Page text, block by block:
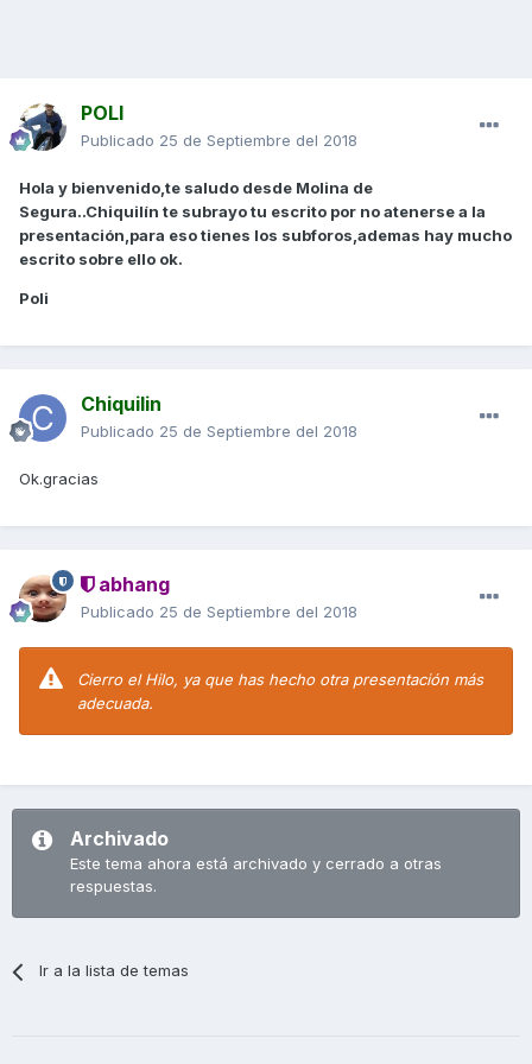
POLI
Publicado 25 de Septiembre del 2018
Hola y bienvenido,te saludo desde Molina de
Segura..Chiquilín te subrayo tu escrito por no atenerse a la
presentación,para eso tienes los subforos,ademas hay mucho
escrito sobre ello ok.
Poli
Chiquilin
Publicado 25 de Septiembre del 2018
Ok.gracias
abhang
Publicado 25 de Septiembre del 2018
Cierro el Hilo, ya que has hecho otra presentación más
adecuada.
Archivado
Este tema ahora está archivado y cerrado a otras
respuestas.
Ir a la lista de temas